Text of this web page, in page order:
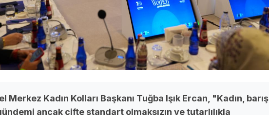
Merkez Kadın Kolları Başkanı Tuğba Işık Ercan, "Kadın, barış
ancak çifte standart olmaksızın ve tutarlılıkla